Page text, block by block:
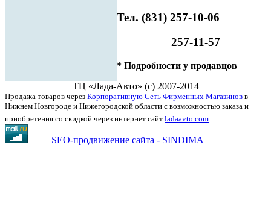
Тел. (831) 257-10-06
257-11-57
* Подробности у продавцов
ТЦ «Лада-Авто» (с) 2007-2014
Продажа товаров через Корпоративную Сеть Фирменных Магазинов в
Нижнем Новгороде и Нижегородской области с возможностью заказа и
приобретения со скидкой через интернет сайт ladaavto.com
SEO-продвижение сайта - SINDIMA